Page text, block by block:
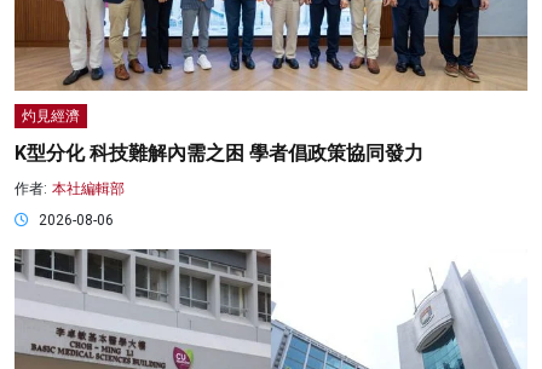
灼見經濟
K型分化 科技難解內需之困 學者倡政策協同發力
作者: 本社編輯部
2026-08-06